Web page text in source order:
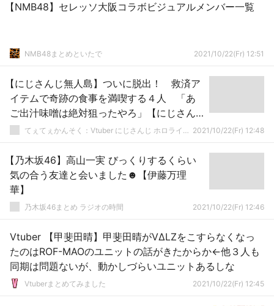
【NMB48】セレッソ大阪コラボビジュアルメンバー一覧
NMB48まとめといたで 2021/10/22(Fr) 12:51
【にじさんじ無人島】ついに脱出！ 救済ア
イテムで奇跡の食事を満喫する４人 「あ
ご出汁味噌は絶対狙ったやろ」【にじさん
じ】
てぇてぇかんそく：Vtuber にじさんじ ホロライブまとめ 2021/10/22(Fr) 12:48
【乃木坂46】高山一実 びっくりするくらい
気の合う友達と会いました☻【伊藤万理
華】
乃木坂46まとめ ラジオの時間 2021/10/22(Fr) 12:46
Vtuber 【甲斐田晴】甲斐田晴がVΔLZをこすらなくなっ
たのはROF-MAOのユニットの話がきたからか←他３人も
同期は問題ないが、動かしづらいユニットあるしな
Vtuberまとめてみました 2021/10/22(Fr) 12:45